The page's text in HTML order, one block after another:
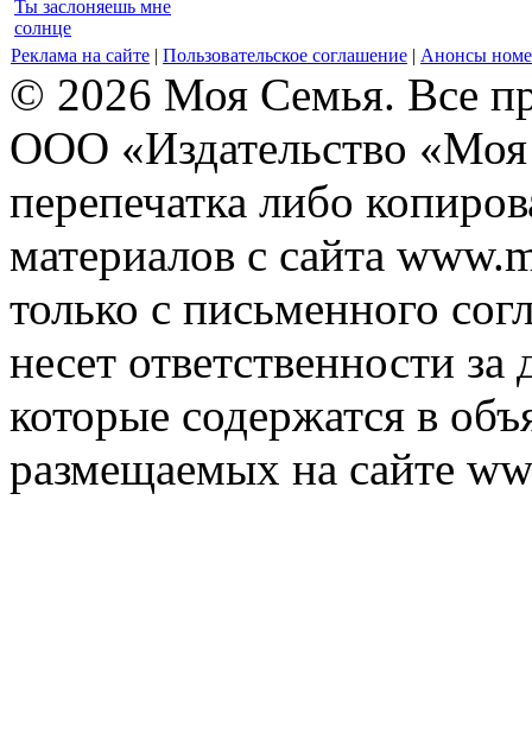
Ты заслоняешь мне
солнце
Реклама на сайте | Пользовательское соглашение | Анонсы
© 2026 Моя Семья. Все
ООО «Издательство
перепечатка либо
материалов с сайта
только с письменного
несет ответственности
которые содержатся в
размещаемых на сайте